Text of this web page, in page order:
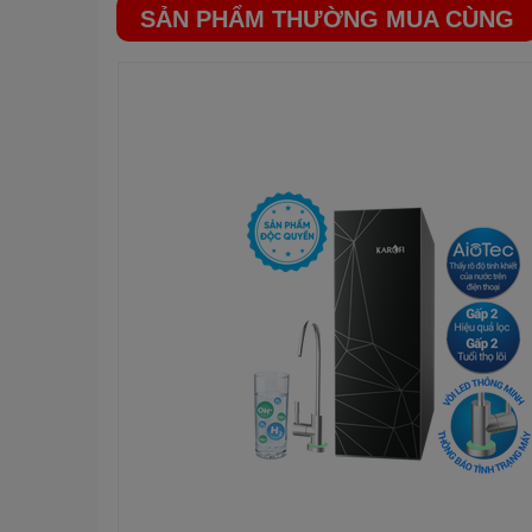
Được cấu tạo từ than hoạt tính Ổn định lại vị ngọt mát
SẢN PHẨM THƯỜNG MUA CÙNG